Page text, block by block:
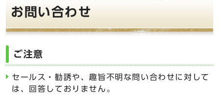
お問い合わせ
ご注意
セールス・勧誘や、趣旨不明な問い合わせに対して
は、回答しておりません。